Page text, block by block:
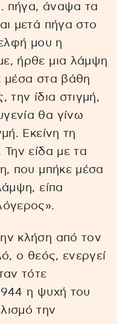
πήγα, άναψα τα
μετά πήγα στο
μου η
ήρθε μια λάμψη
μέσα στα βάθη
ίδια στιγμή,
θα γίνω
Εκείνη τη
είδα με τα
που μπήκε μέσα
είπα
κλήση από τον
ο θεός, ενεργεί
τότε
η ψυχή του
την